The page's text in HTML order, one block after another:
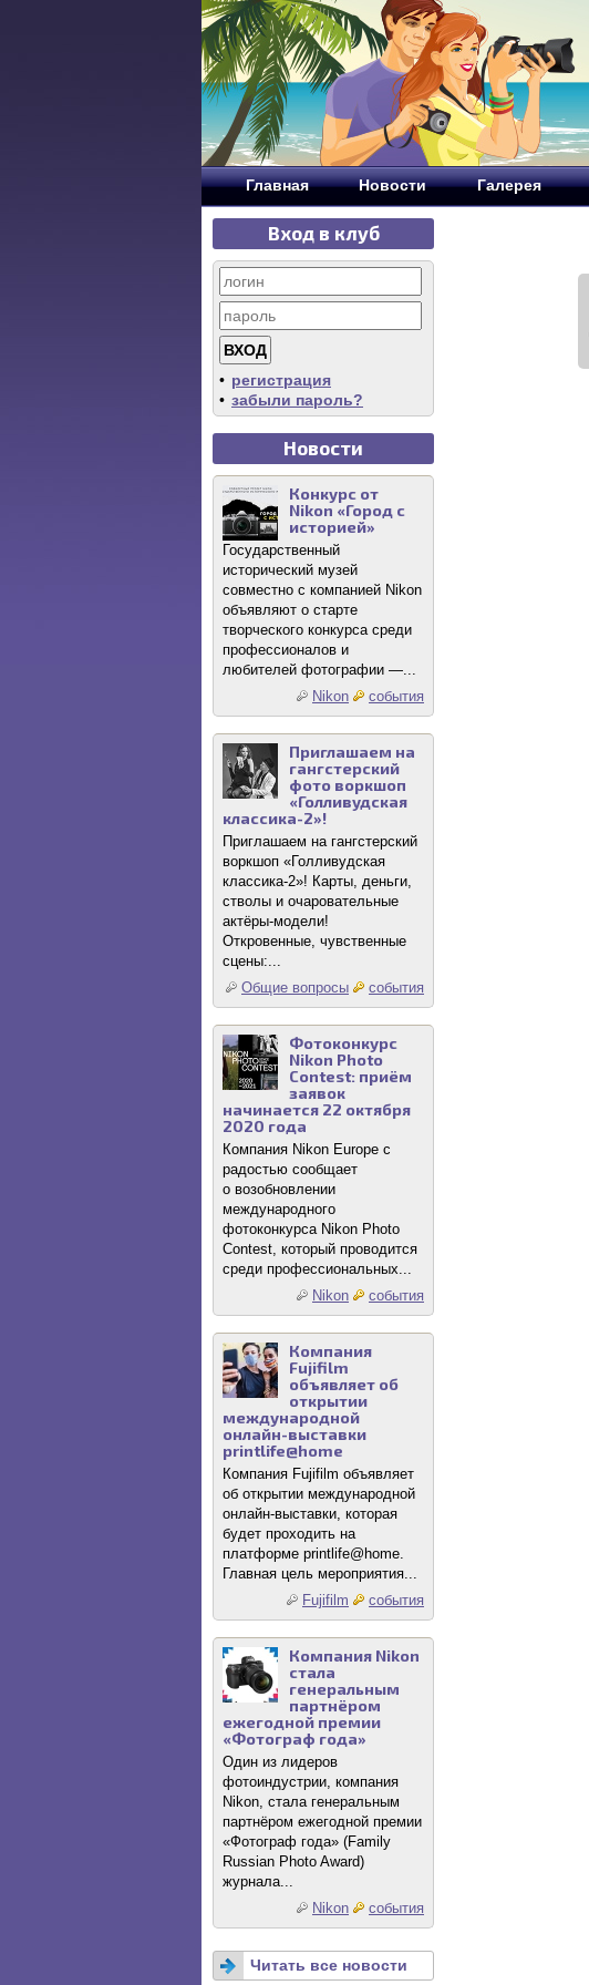
Главная Новости Галерея
Вход в клуб
• регистрация
• забыли пароль?
Новости
Конкурс от
Nikon «Город с
историей»
Государственный
исторический музей
совместно с компанией Nikon
объявляют о старте
творческого конкурса среди
профессионалов и
любителей фотографии —...
Nikon
события
Приглашаем на
гангстерский
фото воркшоп
«Голливудская
классика-2»!
Приглашаем на гангстерский
воркшоп «Голливудская
классика-2»! Карты, деньги,
стволы и очаровательные
актёры-модели!
Откровенные, чувственные
сцены:...
Общие вопросы
события
Фотоконкурс
Nikon Photo
Contest: приём
заявок
начинается 22 октября
2020 года
Компания Nikon Europe с
радостью сообщает
о возобновлении
международного
фотоконкурса Nikon Photo
Contest, который проводится
среди профессиональных...
Nikon
события
Компания
Fujifilm
объявляет об
открытии
международной
онлайн-выставки
printlife@home
Компания Fujifilm объявляет
об открытии международной
онлайн-выставки, которая
будет проходить на
платформе printlife@home.
Главная цель мероприятия...
Fujifilm
события
Компания Nikon
стала
генеральным
партнёром
ежегодной премии
«Фотограф года»
Один из лидеров
фотоиндустрии, компания
Nikon, стала генеральным
партнёром ежегодной премии
«Фотограф года» (Family
Russian Photo Award)
журнала...
Nikon
события
Читать все новости